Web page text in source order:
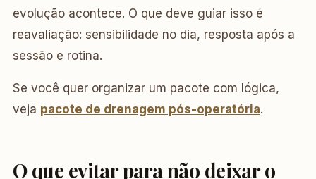
evolução acontece. O que deve guiar isso é
reavaliação: sensibilidade no dia, resposta após a
sessão e rotina.
Se você quer organizar um pacote com lógica,
veja pacote de drenagem pós-operatória.
O que evitar para não deixar o